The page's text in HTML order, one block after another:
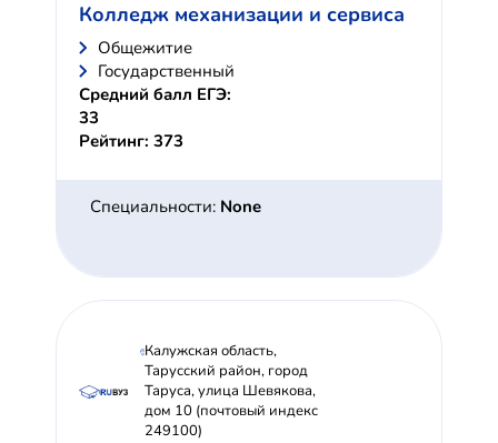
Колледж механизации и сервиса
Общежитие
Государственный
Средний балл ЕГЭ:
33
Рейтинг: 373
Специальности: None
Калужская область,
Тарусский район, город
Таруса, улица Шевякова,
дом 10 (почтовый индекс
249100)